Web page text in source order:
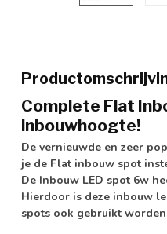
Complete Flat
inbouwhoogte!
De vernieuwde en zeer
je de Flat inbouw spot
De Inbouw LED spot 6w
Hierdoor is deze inbouw
spots ook gebruikt